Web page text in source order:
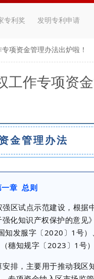
专利奖 发明专利申请
项资金管理办法出炉啦！
作专项资
金管理办法
一章 总则
试点示范建设，根据
化知识产权保护的意见
知发服字〔2020〕1号
穗知规字〔2023〕1号
，主要用于推动我区